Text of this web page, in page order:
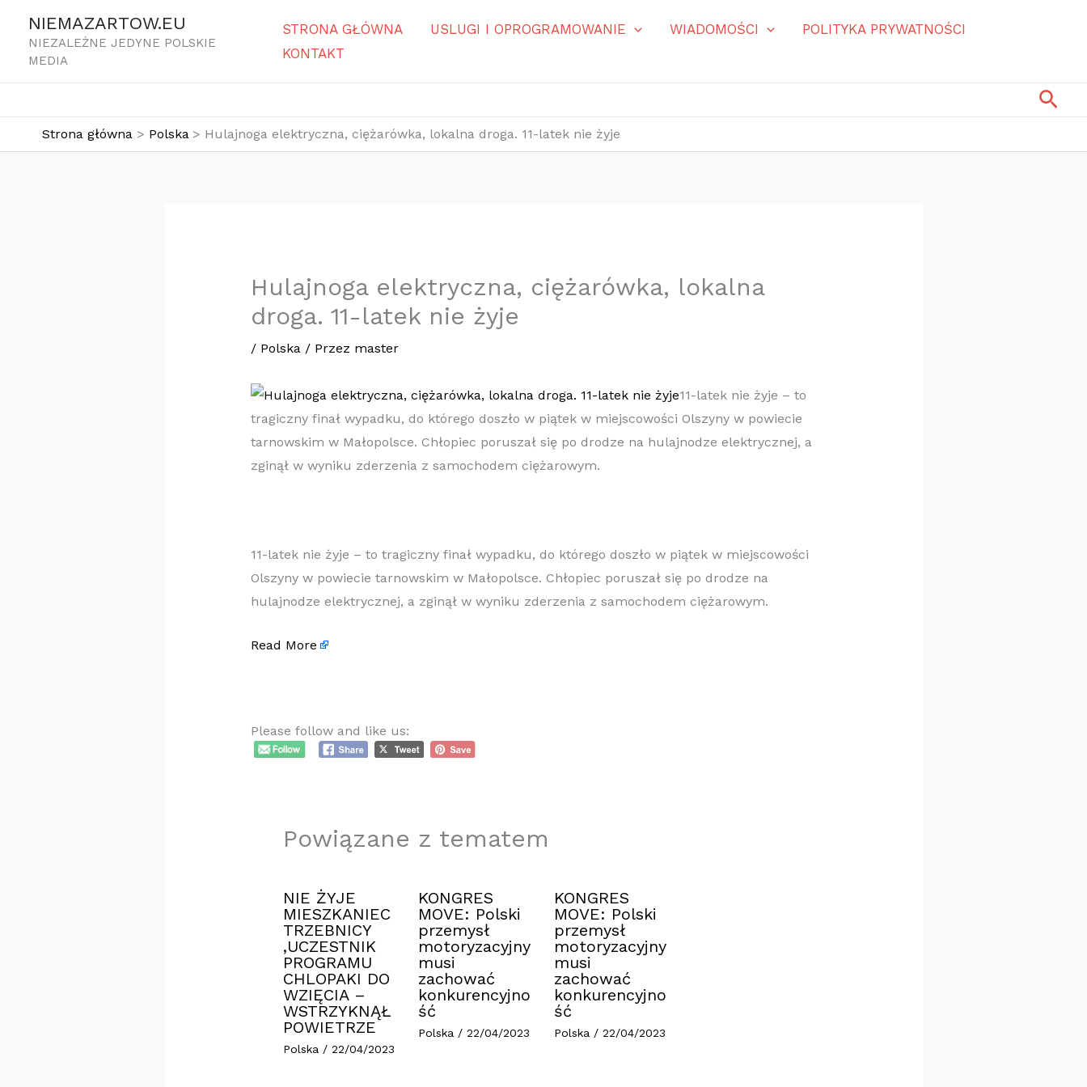
treści
NIEMAZARTOW.EU
NIEZALEŻNE JEDYNE POLSKIE
MEDIA
STRONA GŁÓWNA USLUGI I OPROGRAMOWANIE WIADOMOŚCI
POLITYKA PRYWATNOŚCI
KONTAKT
Strona główna Polska Hulajnoga elektryczna, ciężarówka, lokalna droga. 11-latek nie żyje
Hulajnoga elektryczna, ciężarówka, lokalna
droga. 11-latek nie żyje
/ Polska / Przez master
11-latek nie żyje – to
tragiczny finał wypadku, do którego doszło w piątek w miejscowości Olszyny w powiecie
tarnowskim w Małopolsce. Chłopiec poruszał się po drodze na hulajnodze elektrycznej, a
zginął w wyniku zderzenia z samochodem ciężarowym.
11-latek nie żyje – to tragiczny finał wypadku, do którego doszło w piątek w miejscowości
Olszyny w powiecie tarnowskim w Małopolsce. Chłopiec poruszał się po drodze na
hulajnodze elektrycznej, a zginął w wyniku zderzenia z samochodem ciężarowym.
Read More
Please follow and like us:
Powiązane z tematem
NIE ŻYJE
MIESZKANIEC
TRZEBNICY
,UCZESTNIK
PROGRAMU
CHLOPAKI DO
WZIĘCIA –
WSTRZYKNĄŁ
POWIETRZE
Polska /22/04/2023
KONGRES
MOVE: Polski
przemysł
motoryzacyjny
musi
zachować
konkurencyjno
ść
Polska /22/04/2023
KONGRES
MOVE: Polski
przemysł
motoryzacyjny
musi
zachować
konkurencyjno
ść
Polska / 22/04/2023